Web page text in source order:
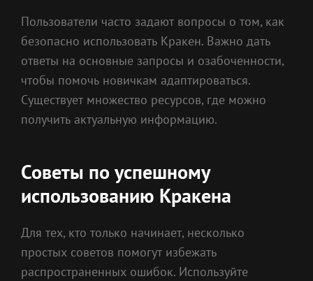
Пользователи часто задают вопросы о том, как
безопасно использовать Кракен. Важно дать
ответы на основные запросы и озабоченности,
чтобы помочь новичкам адаптироваться.
Существует множество ресурсов, где можно
получить актуальную информацию.
Советы по успешному
использованию Кракена
Для тех, кто только начинает, несколько
простых советов помогут избежать
распространенных ошибок. Используйте